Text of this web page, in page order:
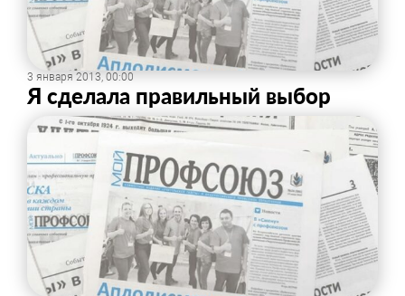
3 января 2013, 00:00
Я сделала правильный выбор